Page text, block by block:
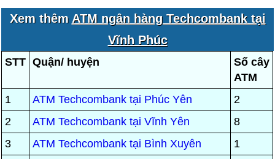
Xem thêm ATM ngân hàng Techcombank tại
Vĩnh Phúc
STT Quận/ huyện
Số cây
ATM
1
ATM Techcombank tại Phúc Yên
2
2
ATM Techcombank tại Vĩnh Yên
8
3
ATM Techcombank tại Bình Xuyên
1